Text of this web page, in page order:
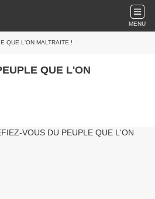
MENU
QUE L'ON MALTRAITE !
QUE L'ON